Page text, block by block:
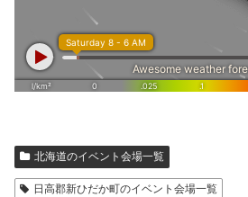
北海道のイベント会場一覧
日高郡新ひだか町のイベント会場一覧